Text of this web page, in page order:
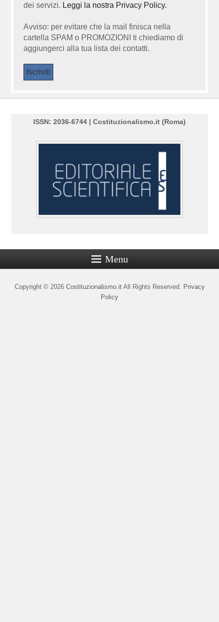
dei servizi. Leggi la nostra Privacy Policy.
Avviso: per evitare che la mail finisca nella
cartella SPAM o PROMOZIONI ti chiediamo di
aggiungerci alla tua lista dei contatti.
ISSN: 2036-6744 | Costituzionalismo.it (Roma)
Menu
Copyright © 2026 Costituzionalismo.itAll Rights Reserved.
Privacy
Policy